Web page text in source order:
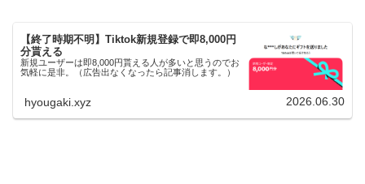
【終了時期不明】Tiktok新規登録で即8,000円
分貰える
新規ユーザーは即8,000円貰える人が多いと思うのでお
気軽に是非。（広告出なくなったら記事消します。）
hyougaki.xyz 2026.06.30